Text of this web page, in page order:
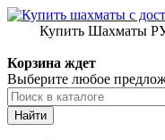
Купить Шахматы
Корзина ждет
Выберите любое
Найти